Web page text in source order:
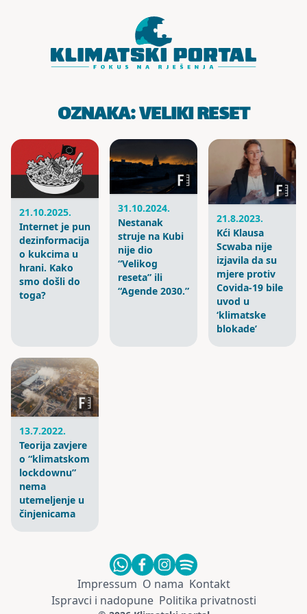
OZNAKA:VELIKI RESET
21.10.2025.
Internet je pun
dezinformacija
o kukcima u
hrani. Kako
smo došli do
toga?
31.10.2024.
Nestanak
struje na Kubi
nije dio
“Velikog
reseta” ili
“Agende 2030.”
21.8.2023.
Kći Klausa
Scwaba nije
izjavila da su
mjere protiv
Covida-19 bile
uvod u
‘klimatske
blokade’
13.7.2022.
Teorija zavjere
o “klimatskom
lockdownu”
nema
utemeljenje u
činjenicama
Impressum O nama Kontakt
Ispravci i nadopune Politika privatnosti